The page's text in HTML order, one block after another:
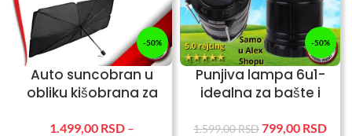
-50%
Auto suncobran u
obliku kišobrana za
1.499,00 RSD –
-50%
Punjiva lampa 6u1-
idealna za bašte i
1.599,00RSD799,00 RSD